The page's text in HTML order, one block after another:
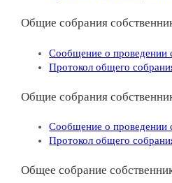
Общие собрания
Сообщение о проведении
Протокол общего
Общие собрания
Сообщение о проведении
Протокол общего
Общее собрание